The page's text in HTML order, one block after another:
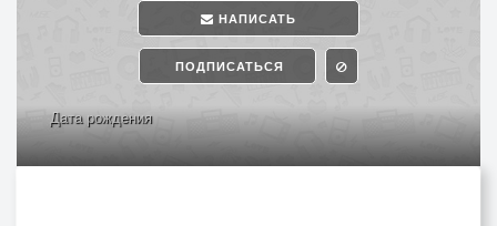
НАПИСАТЬ
ПОДПИСАТЬСЯ
Дата рождения